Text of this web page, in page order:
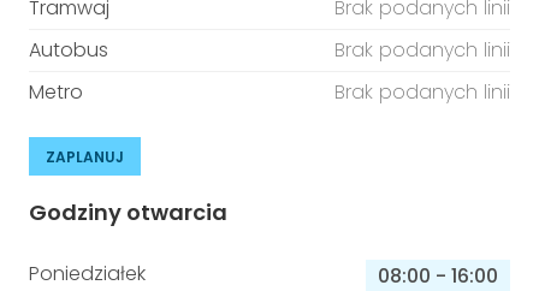
Tramwaj
Brak podanych linii
Autobus
Brak podanych linii
Metro
Brak podanych linii
ZAPLANUJ
Godziny otwarcia
Poniedziałek 08:00 - 16:00